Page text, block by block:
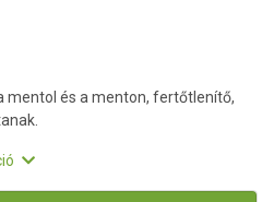
mentol és a menton, fertőtlenítő,